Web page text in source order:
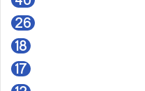
26
18
17